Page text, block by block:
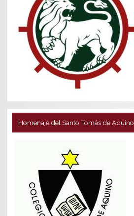
Homenaje del Santo Tomás de Aquino